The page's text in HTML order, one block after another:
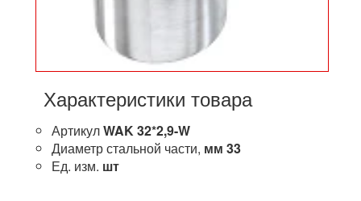
Характеристики товара
АртикулWAK 32*2,9-W
Диаметр стальной части, мм 33
Ед. изм. шт